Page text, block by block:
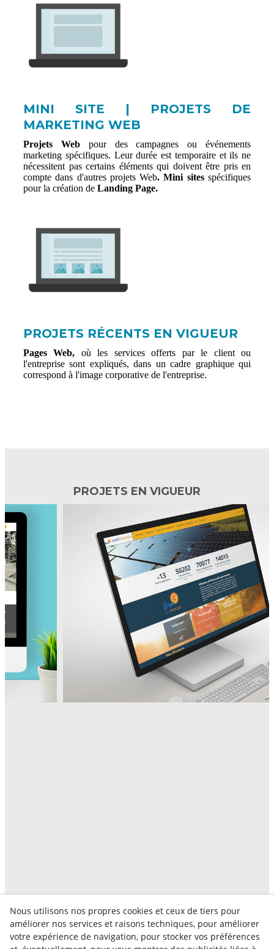
MINI SITE | PROJETS DE
MARKETING WEB
Projets Web pour des campagnes ou événements
marketing spécifiques. Leur durée est temporaire et ils ne
nécessitent pas certains éléments qui doivent être pris en
compte dans d'autres projets Web. Mini sitesspécifiques
pour la création de Landing Page.
PROJETS RÉCENTS EN VIGUEUR
Pages Web, où les services offerts par le client ou
l'entreprise sont expliqués, dans un cadre graphique qui
correspond à l'image corporative de l'entreprise.
PROJETS EN VIGUEUR
Nous utilisons nos propres cookies et ceux de tiers pour
améliorer nos services et raisons techniques, pour améliorer
votre expérience de navigation, pour stocker vos préférences